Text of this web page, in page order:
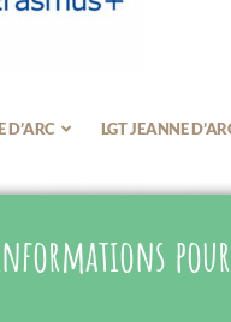
D’ARC LGT JEANNE